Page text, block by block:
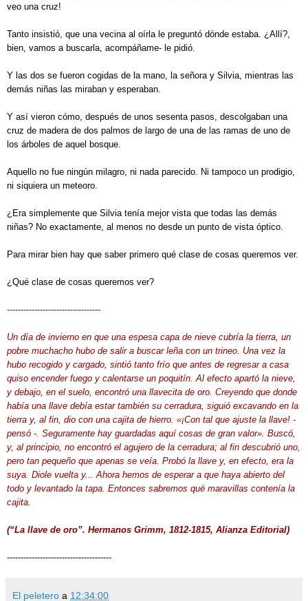
veo una cruz!
Tanto insistió, que una vecina al oírla le preguntó dónde estaba. ¿Allí?,
bien, vamos a buscarla, acompáñame- le pidió.
Y las dos se fueron cogidas de la mano, la señora y Silvia, mientras las
demás niñas las miraban y esperaban.
Y así vieron cómo, después de unos sesenta pasos, descolgaban una
cruz de madera de dos palmos de largo de una de las ramas de uno de
los árboles de aquel bosque.
Aquello no fue ningún milagro, ni nada parecido. Ni tampoco un prodigio,
ni siquiera un meteoro.
¿Era simplemente que Silvia tenía mejor vista que todas las demás
niñas? No exactamente, al menos no desde un punto de vista óptico.
Para mirar bien hay que saber primero qué clase de cosas queremos ver.
¿Qué clase de cosas queremos ver?
----------------------------------
Un día de invierno en que una espesa capa de nieve cubría la tierra, un
pobre muchacho hubo de salir a buscar leña con un trineo. Una vez la
hubo recogido y cargado, sintió tanto frío que antes de regresar a casa
quiso encender fuego y calentarse un poquitín. Al efecto apartó la nieve,
y debajo, en el suelo, encontró una llavecita de oro. Creyendo que donde
había una llave debía estar también su cerradura, siguió excavando en la
tierra y, al fin, dio con una cajita de hierro. «¡Con tal que ajuste la llave! -
pensó -. Seguramente hay guardadas aquí cosas de gran valor». Buscó,
y, al principio, no encontró el agujero de la cerradura; al fin descubrió uno,
pero tan pequeño que apenas se veía. Probó la llave y, en efecto, era la
suya. Diole vuelta y... Ahora hemos de esperar a que haya abierto del
todo y levantado la tapa. Entonces sabremos qué maravillas contenía la
cajita.
(“La llave de oro”. Hermanos Grimm, 1812-1815, Alianza Editorial)
--------------------------------------
El peletero a 12:34:00